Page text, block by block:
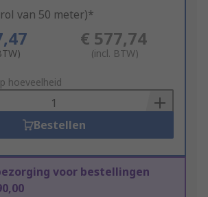
van 50 meter)*
€ 577,74
(incl. BTW)
hoeveelheid
Bestellen
voor bestellingen